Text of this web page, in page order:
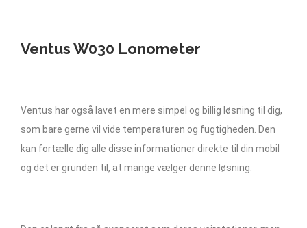
Ventus W030 Lonometer
Ventus har også lavet en mere simpel og billig løsning til dig,
som bare gerne vil vide temperaturen og fugtigheden. Den
kan fortælle dig alle disse informationer direkte til din mobil
og det er grunden til, at mange vælger denne løsning.